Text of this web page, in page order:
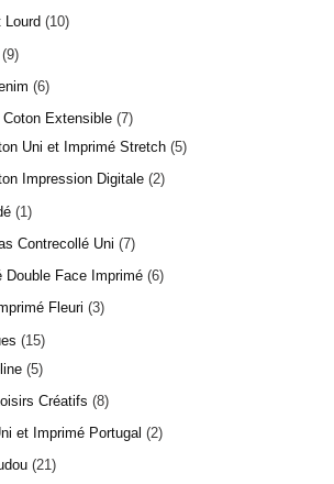
1 avis
Lourd
10
9
6
Extensible 7
Uni et Imprimé Stretch 5
Impression Digitale 2
1
Contrecollé Uni 7
Double Face Imprimé 6
Fleuri 3
15
5
Créatifs 8
et Imprimé Portugal
2
21